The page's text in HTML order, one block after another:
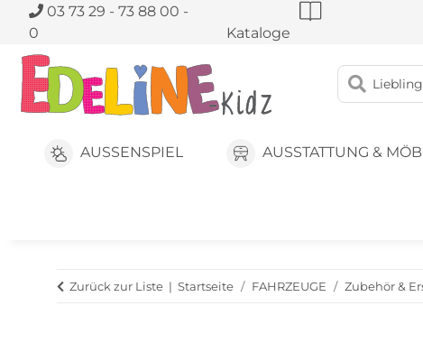
03 73 29 - 73 88 00 -
0
Kataloge
AUSSENSPIEL AUSSTATTUNG &
Zurück zur Liste Startseite FAHRZEUGE Zubehör &